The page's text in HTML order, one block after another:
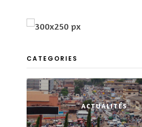
CATEGORIES
ACTUALITÉS